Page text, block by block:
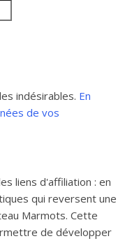
indésirables. En
de vos
liens d'affiliation : en
qui reversent une
Marmots. Cette
de développer